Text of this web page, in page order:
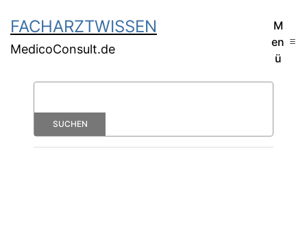
FACHARZTWISSEN
MedicoConsult.de
M
en
ü